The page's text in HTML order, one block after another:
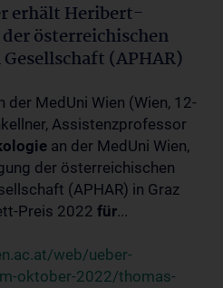
erhält Heribert-
österreichischen
(APHAR)
der MedUni Wien (Wien, 12-
Assistenzprofessor
an der MedUni Wien,
der österreichischen
(APHAR) in Graz
Preis 2022 für...
web/ueber-
oktober-2022/thomas-